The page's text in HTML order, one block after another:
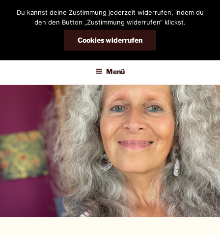
DIANDRA-CIRCLE
Menü
Du kannst deine Zustimmung jederzeit widerrufen, indem du
den den Button „Zustimmung widerrufen“ klickst.
Cookies widerrufen